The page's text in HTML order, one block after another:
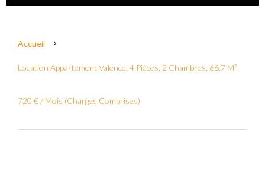
Accueil
Location Appartement Valence, 4 Pièces, 2 Chambres, 66.7 M²,
720 € / Mois (Charges Comprises)